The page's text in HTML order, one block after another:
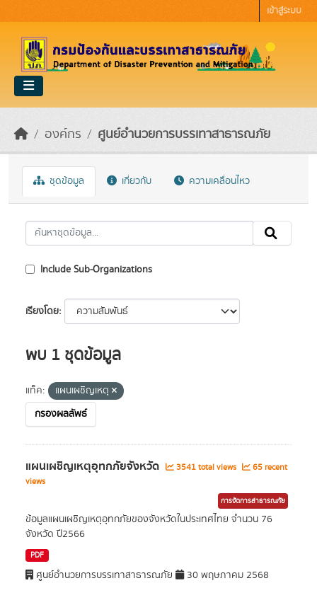
เข้าสู่ระบบ
องค์กร ศูนย์อำนวยการบรรเทาสาธารณภัย
ชุดข้อมูล เกี่ยวกับ ความเคลื่อนไหว
Include Sub-Organizations
เรียงโดย
พบ 1 ชุดข้อมูล
แท็ค:
แผนเผชิญเหตุ
กรองผลลัพธ์
แผนเผชิญเหตุอุทกภัยจังหวัด 3541 total views
65 recent
views
การจัดการสาธารณภัย
ข้อมูลแผนเผชิญเหตุอุทกภัยของจังหวัดในประเทศไทย จำนวน 76
จังหวัด ปี2566
PDF
ศูนย์อำนวยการบรรเทาสาธารณภัย 30 พฤษภาคม 2568